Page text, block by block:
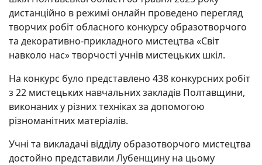
дистанційно в режимі онлайн проведено перегляд
творчих робіт обласного конкурсу образотворчого
та декоративно-прикладного мистецтва «Світ
навколо нас» творчості учнів мистецьких шкіл.
На конкурс було представлено 438 конкурсних робіт
з 22 мистецьких навчальних закладів Полтавщини,
виконаних у різних техніках за допомогою
різноманітних матеріалів.
Учні та викладачі відділу образотворчого мистецтва
достойно представили Лубенщину на цьому